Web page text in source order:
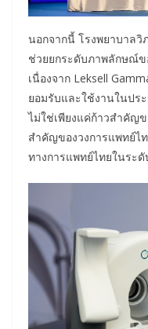
นอกจากนี้ โรงพยาบาลวิ
ช่วยยกระดับภาพลักษณ์ข
เนื่องจาก Leksell
ยอมรับและใช้งานในปร
ไม่ใช่เพียงแค่ก้าวสำคัญ
สำคัญของวงการแพทย์ไ
ทางการแพทย์ไทยในระ